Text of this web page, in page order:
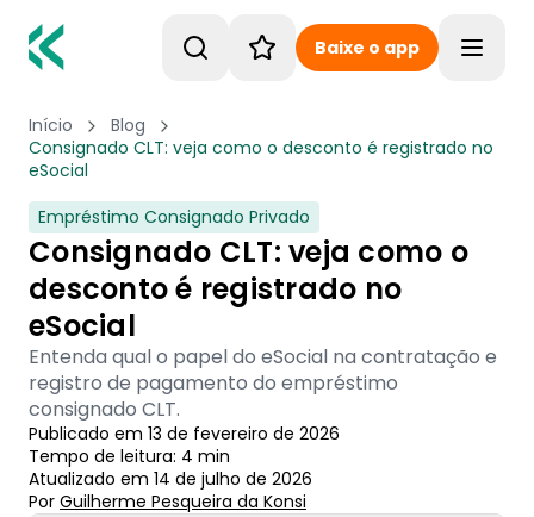
Baixe o app
Início
Blog
Consignado CLT: veja como o desconto é registrado no
eSocial
Empréstimo Consignado Privado
Consignado CLT: veja como o
desconto é registrado no
eSocial
Entenda qual o papel do eSocial na contratação e
registro de pagamento do empréstimo
consignado CLT.
Publicado em 13 de fevereiro de 2026
Tempo de leitura: 4 min
Atualizado em 14 de julho de 2026
Por Guilherme Pesqueira da Konsi